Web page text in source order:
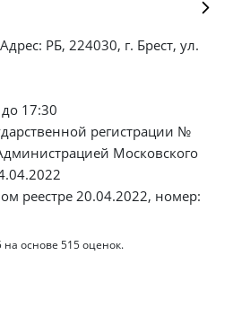
РБ, 224030, г. Брест, ул.
17:30
регистрации №
Московского
реестре 20.04.2022, номер:
на основе 515оценок.